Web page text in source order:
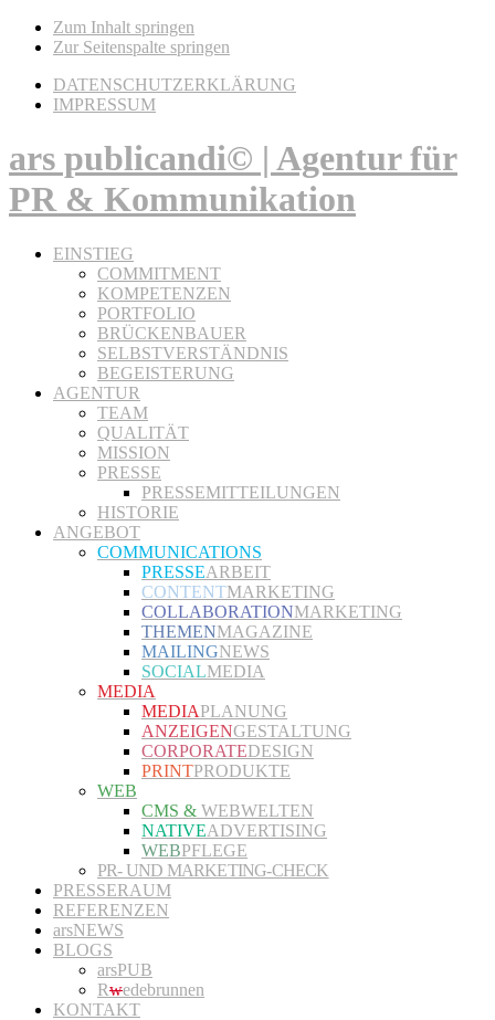
Zum Inhalt springen
Zur Seitenspalte springen
DATENSCHUTZERKLÄRUNG
IMPRESSUM
ars publicandi© | Agentur für
PR & Kommunikation
EINSTIEG
COMMITMENT
KOMPETENZEN
PORTFOLIO
BRÜCKENBAUER
SELBSTVERSTÄNDNIS
BEGEISTERUNG
AGENTUR
TEAM
QUALITÄT
MISSION
PRESSE
PRESSEMITTEILUNGEN
HISTORIE
ANGEBOT
COMMUNICATIONS
PRESSEARBEIT
CONTENTMARKETING
COLLABORATIONMARKETING
THEMENMAGAZINE
MAILINGNEWS
SOCIALMEDIA
MEDIA
MEDIAPLANUNG
ANZEIGENGESTALTUNG
CORPORATEDESIGN
PRINTPRODUKTE
WEB
CMS & WEBWELTEN
NATIVEADVERTISING
WEBPFLEGE
PR- UND MARKETING-CHECK
PRESSERAUM
REFERENZEN
arsNEWS
BLOGS
arsPUB
Rwedebrunnen
KONTAKT